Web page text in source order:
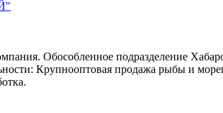
Обособленное подразделение
Крупнооптовая продажа рыбы и